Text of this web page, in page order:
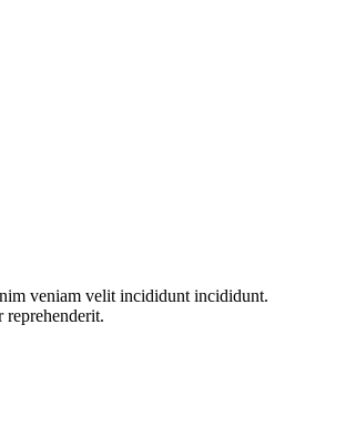
veniam velit incididunt incididunt.